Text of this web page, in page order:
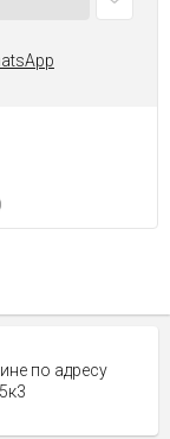
по адресу